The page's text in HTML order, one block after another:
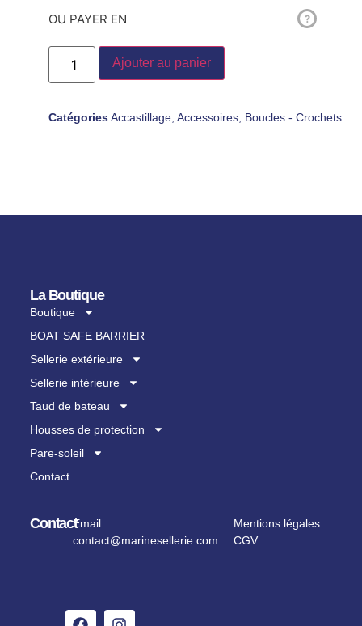
OU PAYER EN ?
Ajouter au panier
CatégoriesAccastillage Accessoires Boucles - Crochets
La Boutique
Boutique
BOAT SAFE BARRIER
Sellerie extérieure
Sellerie intérieure
Taud de bateau
Housses de protection
Pare-soleil
Contact
ContactEmail:
contact@marinesellerie.com
Mentions légales
CGV